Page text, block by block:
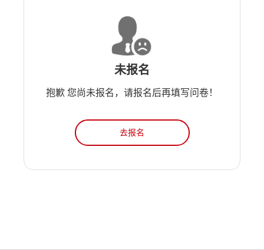
未报名
抱歉 您尚未报名，请报名后再填写问卷！
去报名